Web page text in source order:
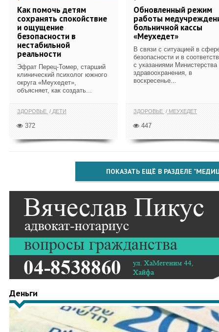
Как помочь детям
сохранять спокойствие
и ощущение
безопасности в
нестабильной
реальности
Эфрат Перец-Томер, старший
клинический психолог южного
округа «Меухедет»,
объясняет, как создать...
ЗДОРОВЬЕ ДЕТИ
372
Обновленный режим
работы
больничной кассы
«Меухедет»
В связи с ситуацией в
безопасности и в
с указаниями Министерства
здравоохранения, в
воскресенье...
ЗДОРОВЬЕ МЕУХЕДЕТ
447
ПОКАЗАТЬ ЕЩЁ В РАЗДЕЛЕ
Деньги